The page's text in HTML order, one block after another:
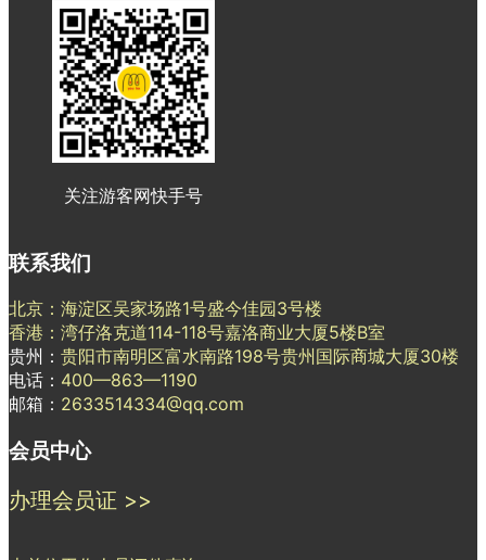
关注游客网快手号
联系我们
北京：海淀区吴家场路1号盛今佳园3号楼
香港：湾仔洛克道114-118号嘉洛商业大厦5楼B室
贵州： 贵阳市南明区富水南路198号贵州国际商城大厦30楼
电话： 400—863—1190
邮箱： 2633514334@qq.com
会员中心
办理会员证 >>